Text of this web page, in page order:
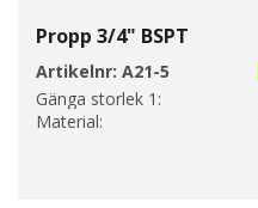
Propp 3/4" BSPT
Artikelnr: A21-5
Gänga storlek 1:
Material: